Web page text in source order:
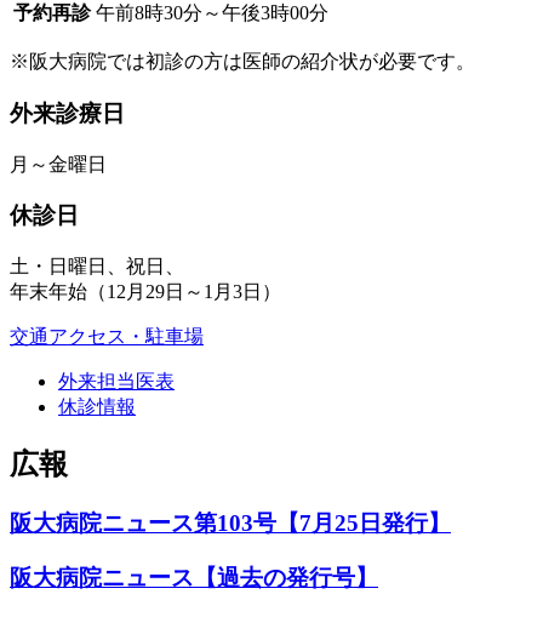
予約再診 午前8時30分～午後3時00分
※阪大病院では初診の方は医師の紹介状が必要です。
外来診療日
月～金曜日
休診日
土・日曜日、祝日、
年末年始（12月29日～1月3日）
交通アクセス・駐車場
外来担当医表
休診情報
広報
阪大病院ニュース第103号【7月25日発行】
阪大病院ニュース【過去の発行号】